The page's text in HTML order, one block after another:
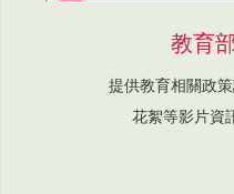
教育
提供教育相關政
花絮等影片資